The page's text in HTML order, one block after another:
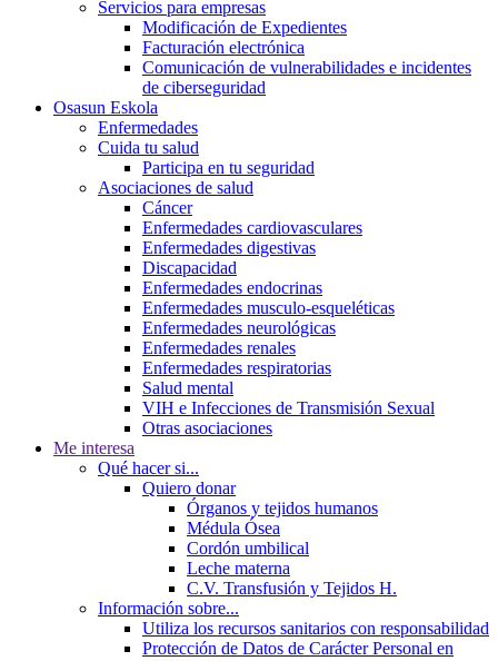
Servicios para empresas
Modificación de Expedientes
Facturación electrónica
Comunicación de vulnerabilidades e incidentes
de ciberseguridad
Osasun Eskola
Enfermedades
Cuida tu salud
Participa en tu seguridad
Asociaciones de salud
Cáncer
Enfermedades cardiovasculares
Enfermedades digestivas
Discapacidad
Enfermedades endocrinas
Enfermedades musculo-esqueléticas
Enfermedades neurológicas
Enfermedades renales
Enfermedades respiratorias
Salud mental
VIH e Infecciones de Transmisión Sexual
Otras asociaciones
Me interesa
Qué hacer si...
Quiero donar
Órganos y tejidos humanos
Médula Ósea
Cordón umbilical
Leche materna
C.V. Transfusión y Tejidos H.
Información sobre...
Utiliza los recursos sanitarios con responsabilidad
Protección de Datos de Carácter Personal en